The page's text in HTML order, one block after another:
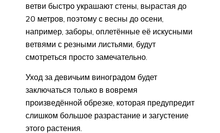
ветви быстро украшают стены, вырастая до
20 метров, поэтому с весны до осени,
например, заборы, оплетённые её искусными
ветвями с резными листьями, будут
смотреться просто замечательно.
Уход за девичьим виноградом будет
заключаться только в вовремя
произведённой обрезке, которая предупредит
слишком большое разрастание и загустение
этого растения.